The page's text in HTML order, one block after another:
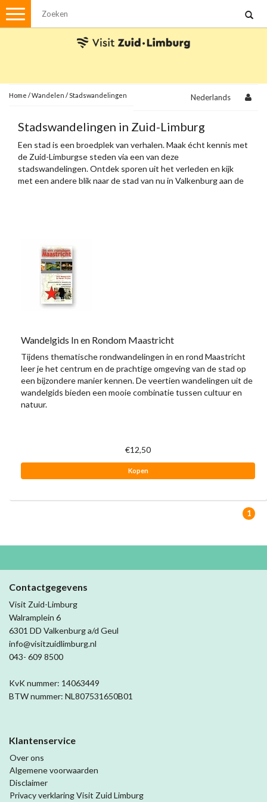
Menu
Met de auto
Visvergunningen
Brochures en kaarten
Plattegronden
Uit de streek
Ansichtkaarten
Home /Wandelen /Stadswandelingen Nederlands
Stadswandelingen in Zuid-Limburg
Een stad is een broedplek van verhalen. Maak écht kennis met
de Zuid-Limburgse steden via een van deze
stadswandelingen. Ontdek sporen uit het verleden en kijk
met een andere blik naar de stad van nu in Valkenburg aan de
Wandelgids In en Rondom Maastricht
Tijdens thematische rondwandelingen in en rond Maastricht
leer je het centrum en de prachtige omgeving van de stad op
een bijzondere manier kennen. De veertien wandelingen uit de
wandelgids bieden een mooie combinatie tussen cultuur en
natuur.
€12,50
Kopen
1
Contactgegevens
Visit Zuid-Limburg
Walramplein 6
6301 DD Valkenburg a/d Geul
info@visitzuidlimburg.nl
043- 609 8500
KvK nummer: 14063449
BTW nummer: NL807531650B01
Klantenservice
Over ons
Algemene voorwaarden
Disclaimer
Privacy verklaring Visit Zuid Limburg